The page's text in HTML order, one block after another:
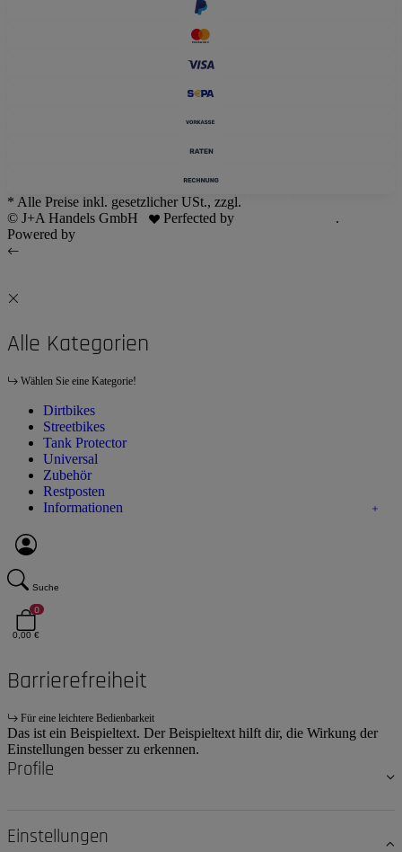
* Alle Preise inkl. gesetzlicher USt., zzgl.
© J+A Handels GmbH
Perfected by
.
Powered by
Alle Kategorien
Wählen Sie eine Kategorie!
Dirtbikes
Streetbikes
Tank Protector
Universal
Zubehör
Restposten
Informationen
Suche
0
0,00 €
Barrierefreiheit
Für eine leichtere Bedienbarkeit
Das ist ein Beispieltext. Der Beispieltext hilft dir, die Wirkung der
Einstellungen besser zu erkennen.
Profile
Einstellungen